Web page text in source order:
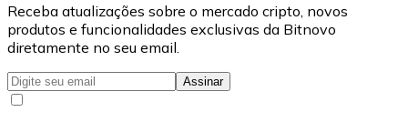
Receba atualizações sobre o mercado cripto, novos
produtos e funcionalidades exclusivas da Bitnovo
diretamente no seu email.
Assinar